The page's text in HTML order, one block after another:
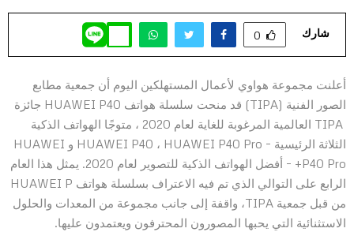
شارك 0
أعلنت مجموعة هواوي لأعمال المستهلكين اليوم أن جمعية مطابع
الصور الفنية (TIPA) قد منحت سلسلة هواتف HUAWEI P40 جائزة
TIPA العالمية المرغوبة للغاية لعام 2020 ، متوجًا الهواتف الذكية
الثلاثة الرئيسية – HUAWEI P40 ، HUAWEI P40 Pro و HUAWEI
P40 Pro+ – أفضل الهواتف الذكية للتصوير لعام 2020. يمثل هذا العام
الرابع على التوالي الذي تم فيه الاعتراف بسلسلة هواتف HUAWEI P
من قبل جمعية TIPA، واقفة إلى جانب مجموعة من المعدات والحلول
الاستثنائية التي يحبها المصورون المحترفون ويعتمدون عليها.